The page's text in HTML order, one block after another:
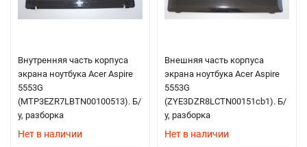
Внутренняя часть корпуса
экрана ноутбука Acer Aspire
5553G
(MTP3EZR7LBTN00100513). Б/
у, разборка
Нет в наличии
Внешняя часть корпуса
экрана ноутбука Acer Aspire
5553G
(ZYE3DZR8LCTN00151cb1). Б/
у, разборка
Нет в наличии